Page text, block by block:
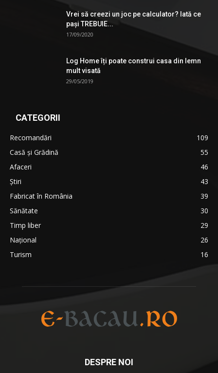
Vrei să creezi un joc pe calculator? Iată ce
pași TREBUIE...
17/09/2020
Log Home îți poate construi casa din lemn
mult visată
29/05/2019
CATEGORII
Recomandări
109
Casă şi Grădină
55
Afaceri
46
Ştiri
43
Fabricat în România
39
Sănătate
30
Timp liber
29
Național
26
Turism
16
DESPRE NOI